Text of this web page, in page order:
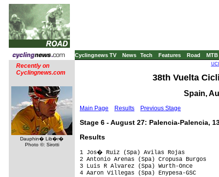
Cyclingnews TV News Tech Features Road MTB
Recently on
Cyclingnews.com
Dauphin� Lib�r�
Photo ©: Sirotti
38th Vuelta
Spain,
Main Page Results Previous Stage
Stage 6 - August 27: Palencia-Palencia,
Results
1 Jos� Ruiz (Spa) Avilas Rojas
2 Antonio Arenas (Spa) Cropusa
3 Luis R Alvarez (Spa) Wurth-Once
4 Aaron Villegas (Spa) Enypesa-GSC